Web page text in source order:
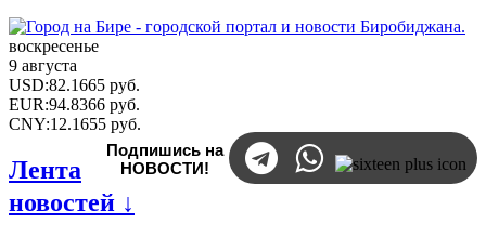
воскресенье
9 августа
USD:82.1665 руб.
EUR:94.8366 руб.
CNY:12.1655 руб.
Подпишись на
НОВОСТИ!
Лента
новостей ↓